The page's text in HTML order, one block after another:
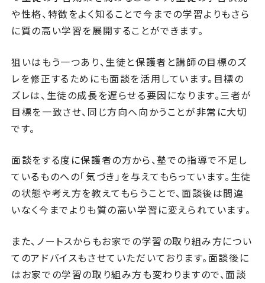
や性格、特徴をよく知ることで今までの学習よりもさら
に質の高い学習を展開することができます。
狙いはもう一つあり、生徒と保護者と講師の目標のズ
レを修正するためにも面談を活用しています。目標の
ズレは、生徒の成長を遅らせる要因になります。三者が
目標を一致させ、同じ方向へ向かうことが非常に大切
です。
面談をする度に保護者の方から、塾での指導で不足し
ているものへの「気づき」を与えてもらっています。生徒
の状態や考え方を教えてもらうことで、面談後は間違
いなく今までよりも質の高い学習に変えられています。
また、ノートスからもお家での学習の取り組み方につい
てのアドバイスもさせていただいております。面談後に
はお家での学習の取り組み方も変わりますので、面談